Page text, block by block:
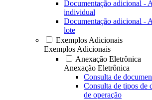
Documentação adicional -
individual
Documentação adicional -
lote
Exemplos Adicionais
Exemplos Adicionais
Anexação Eletrônica
Anexação Eletrônica
Consulta de
Consulta de tipos de
de operação